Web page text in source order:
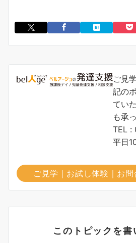
ご見
記の
てい
も承
TEL :
平日
ご見学｜お試し体験｜お
このトピックを書